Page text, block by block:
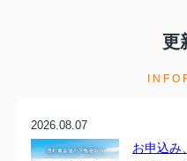
更
2026.08.07
お申込み